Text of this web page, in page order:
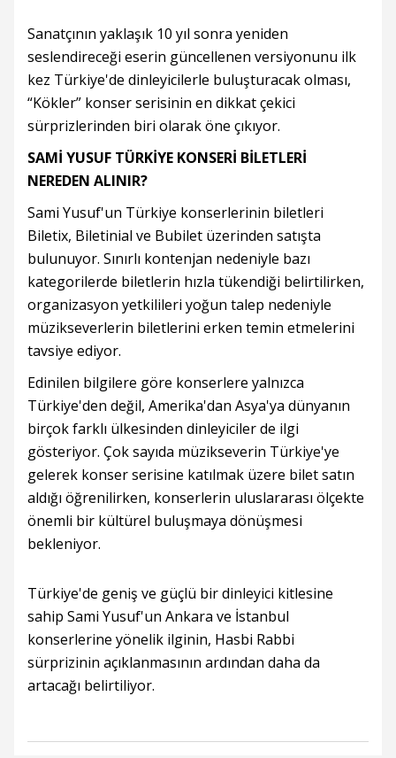
Sanatçının yaklaşık 10 yıl sonra yeniden
seslendireceği eserin güncellenen versiyonunu ilk
kez Türkiye'de dinleyicilerle buluşturacak olması,
“Kökler” konser serisinin en dikkat çekici
sürprizlerinden biri olarak öne çıkıyor.
SAMİ YUSUF TÜRKİYE KONSERİ BİLETLERİ
NEREDEN ALINIR?
Sami Yusuf'un Türkiye konserlerinin biletleri
Biletix, Biletinial ve Bubilet üzerinden satışta
bulunuyor. Sınırlı kontenjan nedeniyle bazı
kategorilerde biletlerin hızla tükendiği belirtilirken,
organizasyon yetkilileri yoğun talep nedeniyle
müzikseverlerin biletlerini erken temin etmelerini
tavsiye ediyor.
Edinilen bilgilere göre konserlere yalnızca
Türkiye'den değil, Amerika'dan Asya'ya dünyanın
birçok farklı ülkesinden dinleyiciler de ilgi
gösteriyor. Çok sayıda müzikseverin Türkiye'ye
gelerek konser serisine katılmak üzere bilet satın
aldığı öğrenilirken, konserlerin uluslararası ölçekte
önemli bir kültürel buluşmaya dönüşmesi
bekleniyor.
Türkiye'de geniş ve güçlü bir dinleyici kitlesine
sahip Sami Yusuf'un Ankara ve İstanbul
konserlerine yönelik ilginin, Hasbi Rabbi
sürprizinin açıklanmasının ardından daha da
artacağı belirtiliyor.